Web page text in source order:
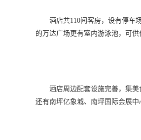
酒店共110间客房，设有停车
的万达广场更有室内游泳池，可供
酒店周边配套设施完善，集
还有南坪亿象城、南坪国际会展中